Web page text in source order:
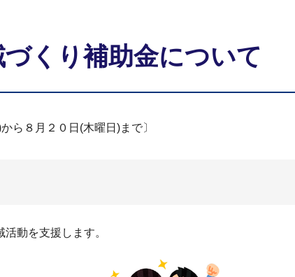
くり補助金について
ら８月２０日(木曜日)まで〕
動を支援します。